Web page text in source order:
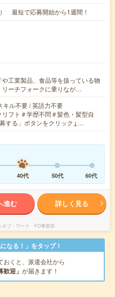
最短で応募開始から1週間！
工業製品、食品等を扱っている物
リーチフォークに乗りなが…
キル不要 / 英語力不要
フト＃学歴不問＃髪色・髪型自
する」ボタンをクリック↓…
40代 50代 60代
進む 詳しく見る
オブ・ワーク FO事業部
なる！」をタップ！
おくと、派遣会社から
歓迎」 が届きます！